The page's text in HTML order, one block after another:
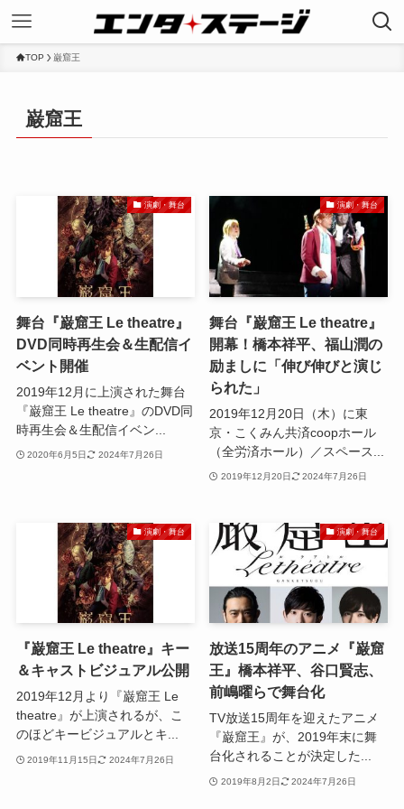
TOP 巌窟王
巌窟王
演劇・舞台
舞台『巌窟王 Le theatre』
DVD同時再生会＆生配信イ
ベント開催
2019年12月に上演された舞台
『巌窟王 Le theatre』のDVD同
時再生会＆生配信イベン...
2020年6月5日 2024年7月26日
演劇・舞台
舞台『巌窟王 Le theatre』
開幕！橋本祥平、福山潤の
励ましに「伸び伸びと演じ
られた」
2019年12月20日（木）に東
京・こくみん共済coopホール
（全労済ホール）／スペース...
2019年12月20日 2024年7月26日
演劇・舞台
『巌窟王 Le theatre』キー
＆キャストビジュアル公開
2019年12月より『巌窟王 Le
theatre』が上演されるが、こ
のほどキービジュアルとキ...
2019年11月15日 2024年7月26日
演劇・舞台
放送15周年のアニメ『巌窟
王』橋本祥平、谷口賢志、
前嶋曜らで舞台化
TV放送15周年を迎えたアニメ
『巌窟王』が、2019年末に舞
台化されることが決定した...
2019年8月2日 2024年7月26日